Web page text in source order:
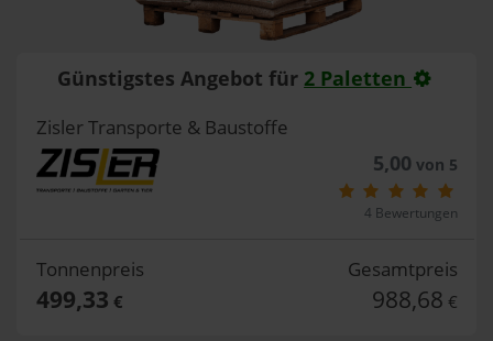
Günstigstes Angebot für 2 Paletten
Zisler Transporte & Baustoffe
5,00 von 5
4 Bewertungen
Tonnenpreis
499,33 €
Gesamtpreis
988,68 €